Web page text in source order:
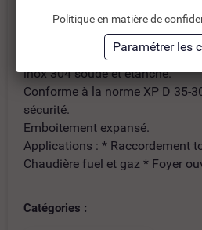
Tuyau inox 304 simple
Tuyau Tyral simple paroi
inox 304 soudé et étanche.
Conforme à la norme XP D 35-
sécurité.
Emboitement expansé.
Applications : * Raccordement
Chaudière fuel et gaz * Foyer
Catégories :
Politique en matière de